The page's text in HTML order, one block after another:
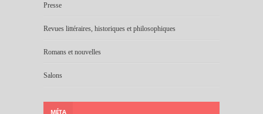
Presse
Revues littéraires, historiques et philosophiques
Romans et nouvelles
Salons
MÉTA